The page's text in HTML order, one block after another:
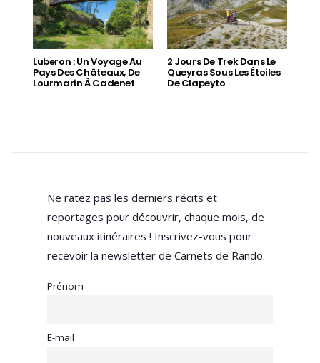
Luberon : Un Voyage Au
Pays Des Châteaux, De
Lourmarin À Cadenet
2 Jours De Trek Dans Le
Queyras Sous Les Étoiles
De Clapeyto
Ne ratez pas les derniers récits et
reportages pour découvrir, chaque mois, de
nouveaux itinéraires ! Inscrivez-vous pour
recevoir la newsletter de Carnets de Rando.
Prénom
E-mail